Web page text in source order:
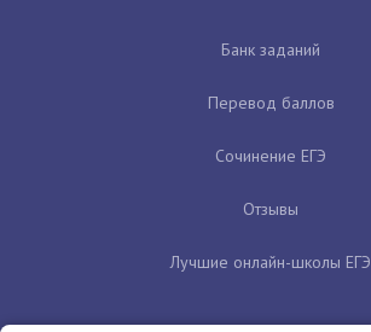
Банк заданий
Перевод баллов
Сочинение ЕГЭ
Отзывы
Лучшие онлайн-школы ЕГЭ